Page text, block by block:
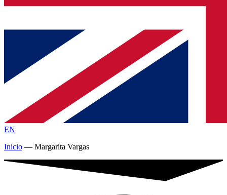
EN
Inicio — Margarita Vargas